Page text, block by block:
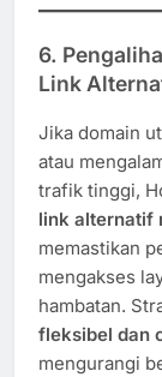
6.
Link
Jika domain
atau
trafik tinggi,
link alternatif
memastikan
mengakses
hambatan.
fleksibel dan
mengurangi